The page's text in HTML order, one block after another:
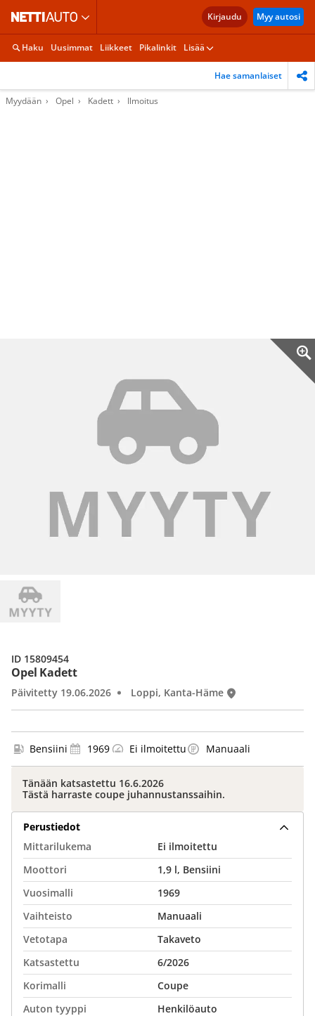
Kirjaudu Myy autosi
Haku Uusimmat Liikkeet Pikalinkit Lisää
Hae samanlaiset
Myydään Opel Kadett Ilmoitus
Opel Kadett
Päivitetty 19.06.2026 Loppi, Kanta-Häme
ID 15809454
Bensiini 1969 Ei ilmoitettu Manuaali
Tänään katsastettu 16.6.2026
Tästä harraste coupe juhannustanssaihin.
Perustiedot
Mittarilukema
Ei ilmoitettu
Moottori
1,9 l, Bensiini
Vuosimalli
1969
Vaihteisto
Manuaali
Vetotapa
Takaveto
Katsastettu
6/2026
Korimalli
Coupe
Auton tyyppi
Henkilöauto